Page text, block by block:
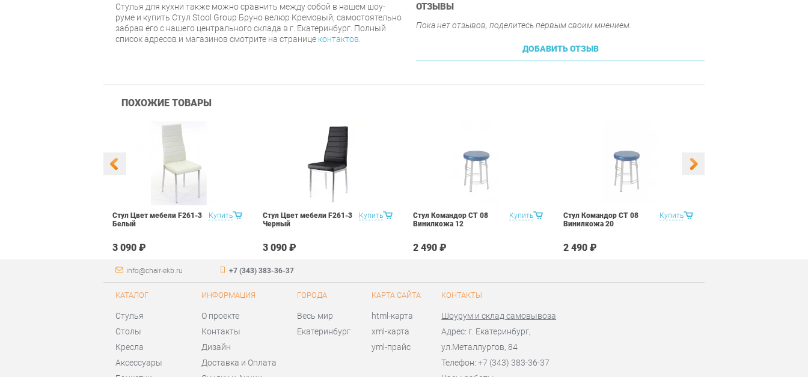
Стулья для кухни также можно сравнить между собой в нашем шоу-
руме и купить Стул Stool Group Бруно велюр Кремовый, самостоятельно
забрав его с нашего центрального склада в г. Екатеринбург. Полный
список адресов и магазинов смотрите на странице контактов
ОТЗЫВЫ
Пока нет отзывов, поделитесь первым своим мнением.
ДОБАВИТЬ ОТЗЫВ
ПОХОЖИЕ ТОВАРЫ
Купить
Стул Цвет мебели F261-3
Белый
3 090 ₽
Купить
Стул Цвет мебели F261-3
Черный
3 090 ₽
Купить
Стул Командор СТ 08
Винилкожа 12
2 490 ₽
Купить
Стул Командор СТ 08
Винилкожа 20
2 490 ₽
info@chair-ekb.ru +7 (343) 383-36-37
КАТАЛОГ
Стулья
Столы
Кресла
Аксессуары
ИНФОРМАЦИЯ
О проекте
Контакты
Дизайн
Доставка и Оплата
ГОРОДА
Весь мир
Екатеринбург
КАРТА САЙТА
html-карта
xml-карта
yml-прайс
КОНТАКТЫ
Шоурум и склад самовывоза
Адрес: г. Екатеринбург,
ул.Металлургов, 84
Телефон: +7 (343) 383-36-37